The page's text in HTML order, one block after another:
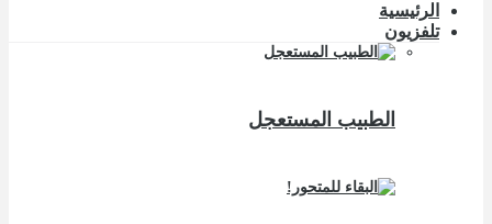
الرئيسية
تلفزيون
الطبيب المستعجل